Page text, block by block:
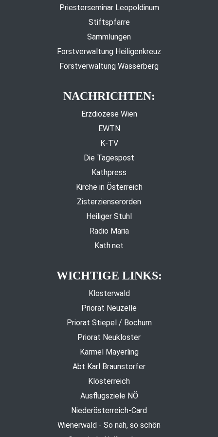
Priesterseminar Leopoldinum
Stiftspfarre
Sammlungen
Forstverwaltung Heiligenkreuz
Forstverwaltung Wasserberg
NACHRICHTEN:
Erzdiözese Wien
EWTN
K-TV
Die Tagespost
Kathpress
Kirche in Österreich
Zisterzienserorden
Heiliger Stuhl
Radio Maria
Kath.net
WICHTIGE LINKS:
Klosterwald
Priorat Neuzelle
Priorat Stiepel / Bochum
Priorat Neukloster
Karmel Mayerling
Abt Karl Braunstorfer
Klösterreich
Ausflugsziele NÖ
Niederösterreich-Card
Wienerwald - So nah, so schön